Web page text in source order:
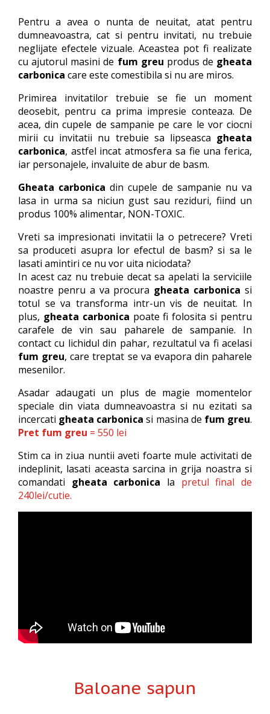
Pentru a avea o nunta de neuitat, atat pentru
dumneavoastra, cat si pentru invitati, nu trebuie
neglijate efectele vizuale. Aceastea pot fi realizate
cu ajutorul masini de fum greu produs de gheata
carbonica care este comestibila si nu are miros.
Primirea invitatilor trebuie se fie un moment
deosebit, pentru ca prima impresie conteaza. De
acea, din cupele de sampanie pe care le vor ciocni
mirii cu invitatii nu trebuie sa lipseasca gheata
carbonica, astfel incat atmosfera sa fie una ferica,
iar personajele, invaluite de abur de basm.
Gheata carbonica din cupele de sampanie nu va
lasa in urma sa niciun gust sau reziduri, fiind un
produs 100% alimentar, NON-TOXIC.
Vreti sa impresionati invitatii la o petrecere? Vreti
sa produceti asupra lor efectul de basm? si sa le
lasati amintiri ce nu vor uita niciodata?
In acest caz nu trebuie decat sa apelati la serviciile
noastre penru a va procura gheata carbonica si
totul se va transforma intr-un vis de neuitat. In
plus, gheata carbonica poate fi folosita si pentru
carafele de vin sau paharele de sampanie. In
contact cu lichidul din pahar, rezultatul va fi acelasi
fum greu, care treptat se va evapora din paharele
mesenilor.
Asadar adaugati un plus de magie momentelor
speciale din viata dumneavoastra si nu ezitati sa
incercati gheata carbonica si masina de fum greu.
Pret fum greu = 550 lei
Stim ca in ziua nuntii aveti foarte mule activitati de
indeplinit, lasati aceasta sarcina in grija noastra si
comandati gheata carbonica la pretul final de
240lei/cutie.
Baloane sapun